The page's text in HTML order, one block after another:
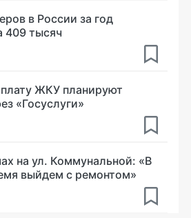
в России за год
409 тысяч
ЖКУ планируют
«Госуслуги»
на ул. Коммунальной: «В
выйдем с ремонтом»